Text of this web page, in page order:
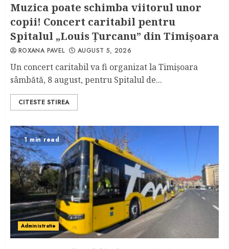
Muzica poate schimba viitorul unor
copii! Concert caritabil pentru
Spitalul „Louis Ţurcanu” din Timişoara
ROXANA PAVEL AUGUST 5, 2026
Un concert caritabil va fi organizat la Timişoara
sâmbătă, 8 august, pentru Spitalul de...
CITESTE STIREA
1 min read
Administratie